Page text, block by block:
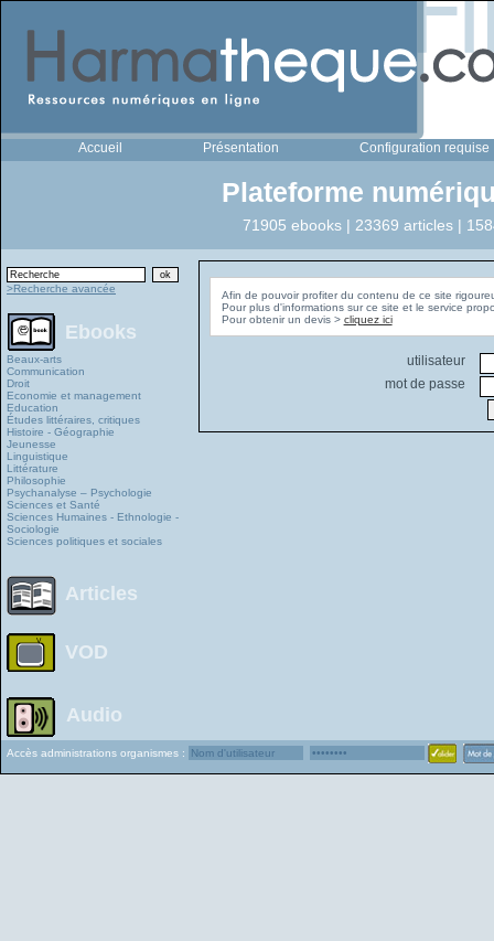
Accueil Présentation Configuration requise
Plateforme
71905 ebooks | 23369 articles |
>Recherche avancée
Ebooks
Beaux-arts
Communication
Droit
Economie et management
Education
Études littéraires, critiques
Histoire - Géographie
Jeunesse
Linguistique
Littérature
Philosophie
Psychanalyse – Psychologie
Sciences et Santé
Sciences Humaines - Ethnologie -
Sociologie
Sciences politiques et sociales
Articles
VOD
Audio
Afin de pouvoir profiter du contenu de ce site
Pour plus d'informations sur ce site et le service
Pour obtenir un devis > cliquez ici
utilisateur
mot de passe
Accès administrations organismes :